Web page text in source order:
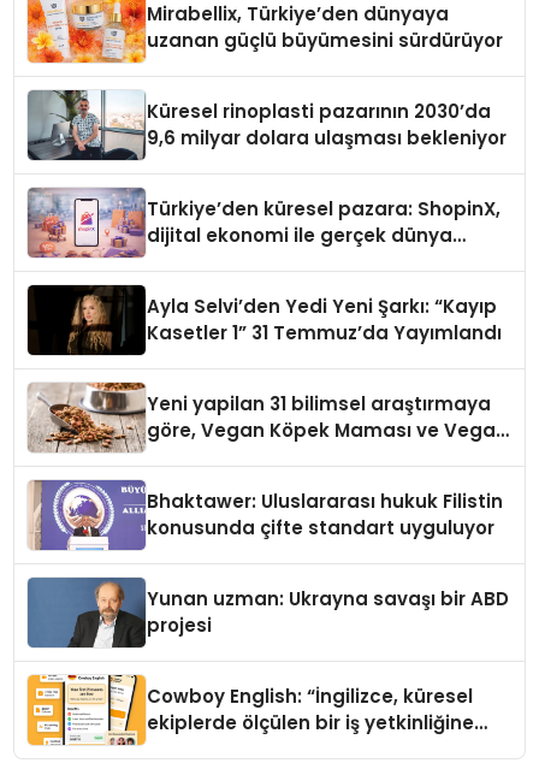
Mirabellix, Türkiye’den dünyaya
uzanan güçlü büyümesini sürdürüyor
Küresel rinoplasti pazarının 2030’da
9,6 milyar dolara ulaşması bekleniyor
Türkiye’den küresel pazara: ShopinX,
dijital ekonomi ile gerçek dünya
Ayla Selvi’den Yedi Yeni Şarkı: “Kayıp
Kasetler 1” 31 Temmuz’da Yayımlandı
Yeni yapilan 31 bilimsel araştırmaya
göre, Vegan Köpek Maması ve Vegan
Bhaktawer: Uluslararası hukuk Filistin
konusunda çifte standart uyguluyor
Yunan uzman: Ukrayna savaşı bir ABD
projesi
Cowboy English: “İngilizce, küresel
ekiplerde ölçülen bir iş yetkinliğine